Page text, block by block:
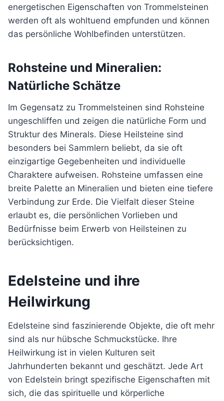
energetischen Eigenschaften von Trommelsteinen
werden oft als wohltuend empfunden und können
das persönliche Wohlbefinden unterstützen.
Rohsteine und Mineralien:
Natürliche Schätze
Im Gegensatz zu Trommelsteinen sind Rohsteine
ungeschliffen und zeigen die natürliche Form und
Struktur des Minerals. Diese Heilsteine sind
besonders bei Sammlern beliebt, da sie oft
einzigartige Gegebenheiten und individuelle
Charaktere aufweisen. Rohsteine umfassen eine
breite Palette an Mineralien und bieten eine tiefere
Verbindung zur Erde. Die Vielfalt dieser Steine
erlaubt es, die persönlichen Vorlieben und
Bedürfnisse beim Erwerb von Heilsteinen zu
berücksichtigen.
Edelsteine und ihre
Heilwirkung
Edelsteine sind faszinierende Objekte, die oft mehr
sind als nur hübsche Schmuckstücke. Ihre
Heilwirkung ist in vielen Kulturen seit
Jahrhunderten bekannt und geschätzt. Jede Art
von Edelstein bringt spezifische Eigenschaften mit
sich, die das spirituelle und körperliche